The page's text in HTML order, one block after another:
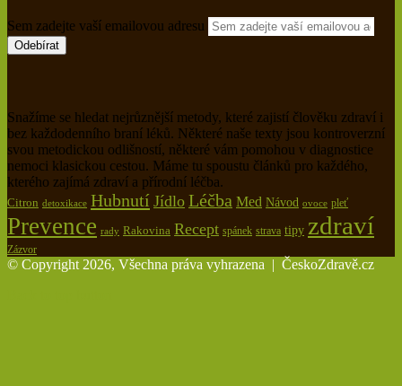
Sem zadejte vaší emailovou adresu
Snažíme se hledat nejrůznější metody, které zajistí člověku zdraví i
bez každodenního braní léků. Některé naše texty jsou kontroverzní
svou metodickou odlišností, některé vám pomohou v diagnostice
nemoci klasickou cestou. Máme tu spoustu článků pro každého,
kterého zajímá zdraví a přírodní léčba.
Citron detoxikace Hubnutí Jídlo Léčba Med Návod ovoce pleť
Prevence rady Rakovina Recept spánek strava tipy zdraví
Zázvor
© Copyright 2026, Všechna práva vyhrazena | ČeskoZdravě.cz